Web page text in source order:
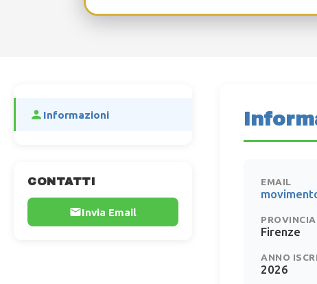
Informazioni
CONTATTI
Invia Email
EMAIL
PROVINCIA
Firenze
ANNO
2026